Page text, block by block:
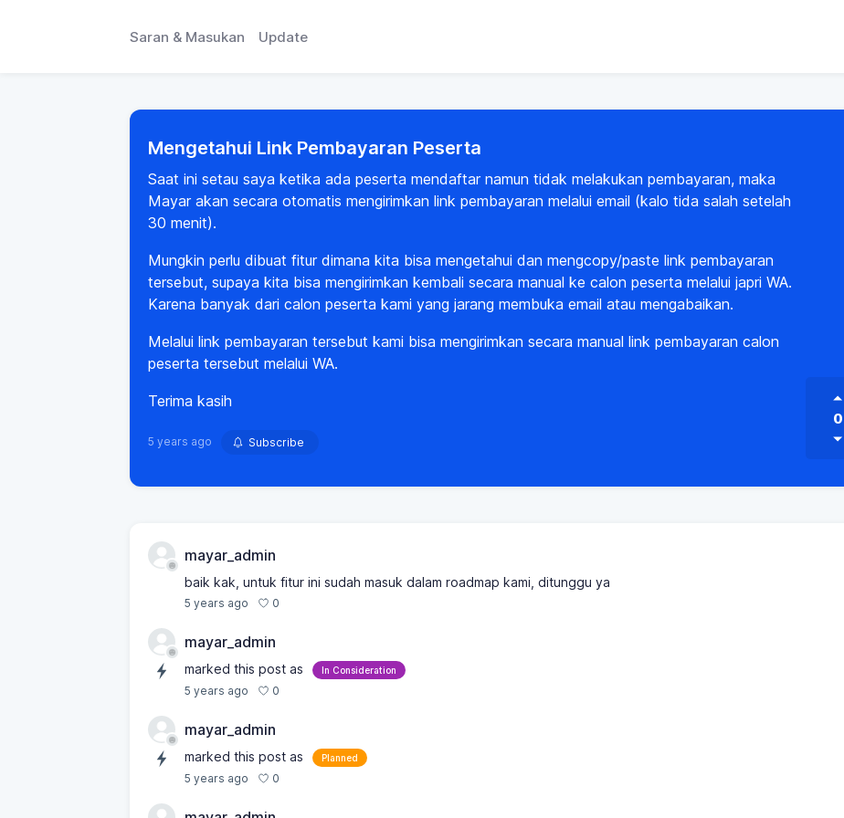
Saran & Masukan Update
Mengetahui Link Pembayaran Peserta
Saat ini setau saya ketika ada peserta mendaftar namun tidak melakukan pembayaran, maka
Mayar akan secara otomatis mengirimkan link pembayaran melalui email (kalo tida salah setelah
30 menit).
Mungkin perlu dibuat fitur dimana kita bisa mengetahui dan mengcopy/paste link pembayaran
tersebut, supaya kita bisa mengirimkan kembali secara manual ke calon peserta melalui japri WA.
Karena banyak dari calon peserta kami yang jarang membuka email atau mengabaikan.
Melalui link pembayaran tersebut kami bisa mengirimkan secara manual link pembayaran calon
peserta tersebut melalui WA.
Terima kasih
5 years ago Subscribe
0
mayar_admin
baik kak, untuk fitur ini sudah masuk dalam roadmap kami, ditunggu ya
5 years ago 0
mayar_admin
marked this post as In Consideration
5 years ago 0
mayar_admin
marked this post as Planned
5 years ago 0